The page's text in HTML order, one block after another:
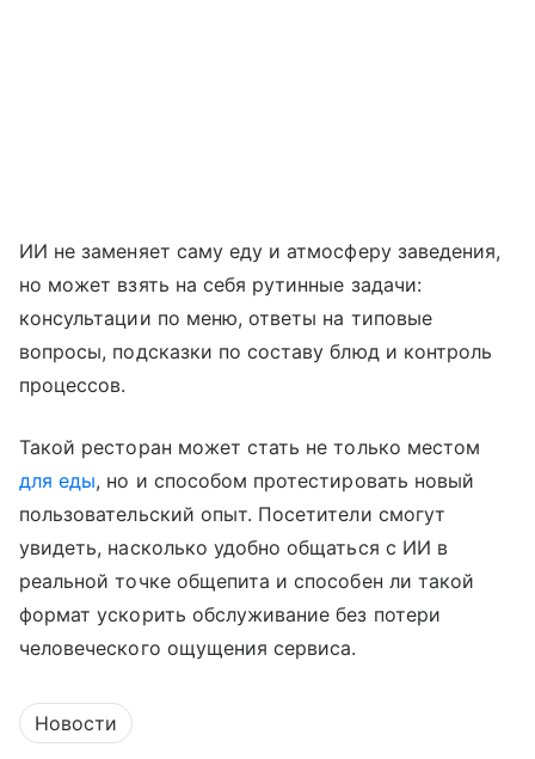
ИИ не заменяет саму еду и атмосферу заведения,
но может взять на себя рутинные задачи:
консультации по меню, ответы на типовые
вопросы, подсказки по составу блюд и контроль
процессов.
Такой ресторан может стать не только местом
для еды, но и способом протестировать новый
пользовательский опыт. Посетители смогут
увидеть, насколько удобно общаться с ИИ в
реальной точке общепита и способен ли такой
формат ускорить обслуживание без потери
человеческого ощущения сервиса.
Новости